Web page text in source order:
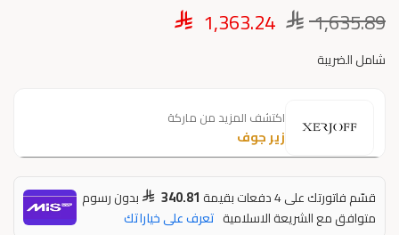
1,635.89
1,363.24
شامل الضريبة
اكتشف المزيد من ماركة
زير جوف
قسّم فاتورتك على 4 دفعات بقيمة 340.81
بدون رسوم
متوافق مع الشريعة الاسلامية تعرف على خياراتك